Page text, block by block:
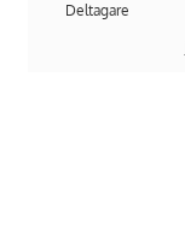
Deltagare